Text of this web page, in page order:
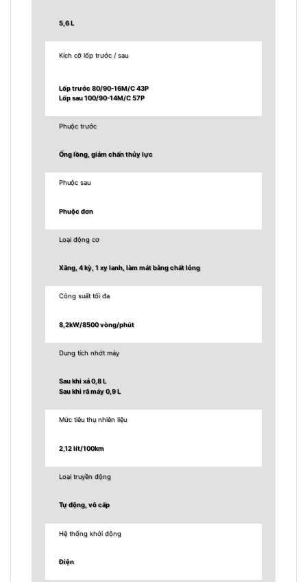
5,6 L
Kích cỡ lốp trước / sau
Lốp trước 80/90-16M/C 43P
Lốp sau 100/90-14M/C 57P
Phuộc trước
Ống lồng, giảm chấn thủy lực
Phuộc sau
Phuộc đơn
Loại động cơ
Xăng, 4 kỳ, 1 xy lanh, làm mát bằng chất lỏng
Công suất tối đa
8,2kW/8500 vòng/phút
Dung tích nhớt máy
Sau khi xả 0,8 L
Sau khi rã máy 0,9 L
Mức tiêu thụ nhiên liệu
2,12 lít/100km
Loại truyền động
Tự động, vô cấp
Hệ thống khởi động
Điện